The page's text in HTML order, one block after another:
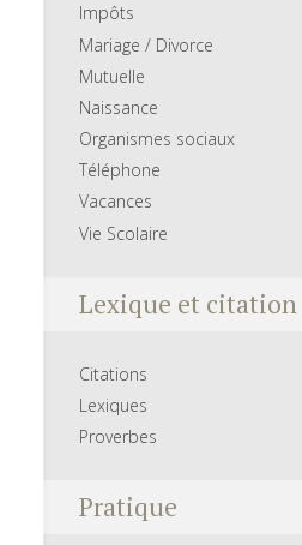
Impôts
Mariage / Divorce
Mutuelle
Naissance
Organismes sociaux
Téléphone
Vacances
Vie Scolaire
Lexique et citation
Citations
Lexiques
Proverbes
Pratique